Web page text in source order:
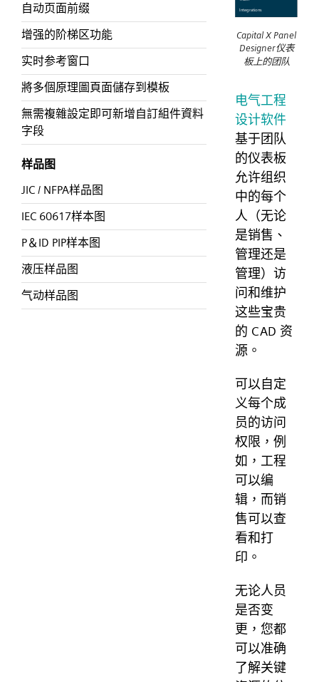
自动页面前缀
增强的阶梯区功能
实时参考窗口
將多個原理圖頁面儲存到模板
無需複雜設定即可新增自訂組件資料
字段
样品图
JIC / NFPA样品图
IEC 60617样本图
P＆ID PIP样本图
液压样品图
气动样品图
Capital X Panel
Designer仪表
板上的团队
电气工程
设计软件
基于团队
的仪表板
允许组织
中的每个
人（无论
是销售、
管理还是
管理）访
问和维护
这些宝贵
的 CAD 资
源。
可以自定
义每个成
员的访问
权限，例
如，工程
可以编
辑，而销
售可以查
看和打
印。
无论人员
是否变
更，您都
可以准确
了解关键